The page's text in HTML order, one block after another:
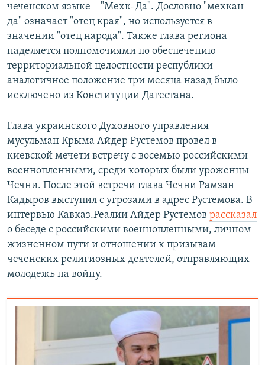
чеченском языке – "Мехк-Да". Дословно "мехкан
да" означает "отец края", но используется в
значении "отец народа". Также глава региона
наделяется полномочиями по обеспечению
территориальной целостности республики –
аналогичное положение три месяца назад было
исключено из Конституции Дагестана.
Глава украинского Духовного управления
мусульман Крыма Айдер Рустемов провел в
киевской мечети встречу с восемью российскими
военнопленными, среди которых были уроженцы
Чечни. После этой встречи глава Чечни Рамзан
Кадыров выступил с угрозами в адрес Рустемова. В
интервью Кавказ.Реалии Айдер Рустемов рассказал
о беседе с российскими военнопленными, личном
жизненном пути и отношении к призывам
чеченских религиозных деятелей, отправляющих
молодежь на войну.